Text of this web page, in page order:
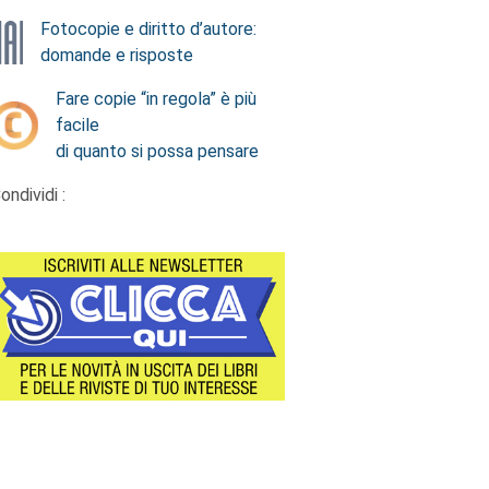
Fotocopie e diritto d’autore:
domande e risposte
Fare copie “in regola” è più
facile
di quanto si possa pensare
: